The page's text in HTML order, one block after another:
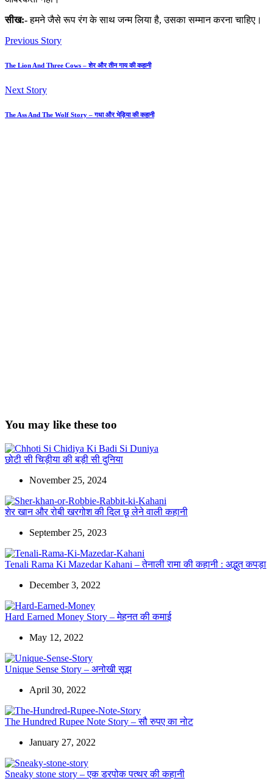
सीख:-हमने जैसे रूप रंग के साथ जन्म लिया है, उसका सम्मान करना चाहिए।
Previous Story
The Lion And Three Cows – शेर और तीन गाय की कहानी
Next Story
The Ass And The Wolf Story – गधा और भेड़िया की कहानी
You may like these too
छोटी सी चिड़ीया की बड़ी सी दुनिया
November 25, 2024
शेर खान और रोबी खरगोश की दिल छू लेने वाली कहानी
September 25, 2023
Tenali Rama Ki Mazedar Kahani – तेनाली रामा की कहानी : अद्भुत कपड़ा
December 3, 2022
Hard Earned Money Story – मेहनत की कमाई
May 12, 2022
Unique Sense Story – अनोखी सूझ
April 30, 2022
The Hundred Rupee Note Story – सौ रुपए का नोट
January 27, 2022
Sneaky stone story – एक डरपोक पत्थर की कहानी